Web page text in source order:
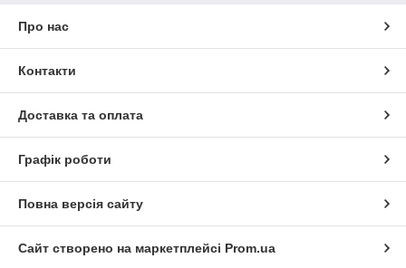
Про нас
Контакти
Доставка та оплата
Графік роботи
Повна версія сайту
Сайт створено на маркетплейсі Prom.ua